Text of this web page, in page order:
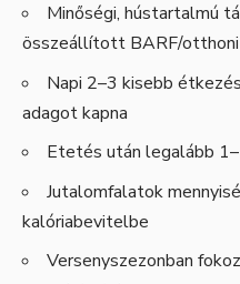
Minőségi, hústartalmú
összeállított BARF/
Napi 2–3 kisebb
adagot kapna
Etetés után legalább
Jutalomfalatok
kalóriabevitelbe
Versenyszezonban